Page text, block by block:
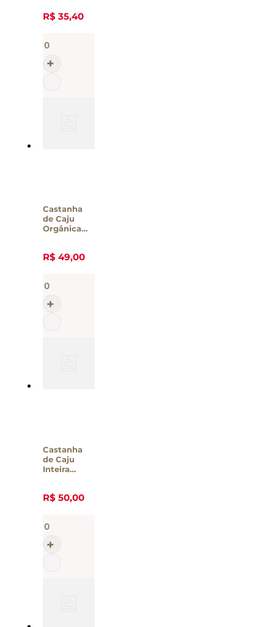
- 200g
R$ 35,40
Castanha
de Caju
Orgânica
240g
R$ 49,00
Castanha
de Caju
Inteira
Casa Santa
R$ 50,00